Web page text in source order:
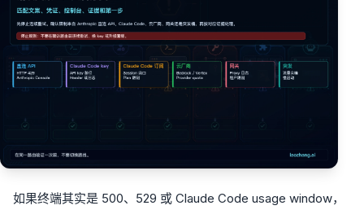
如果终端其实是 500、529 或 Claude Code usage window，